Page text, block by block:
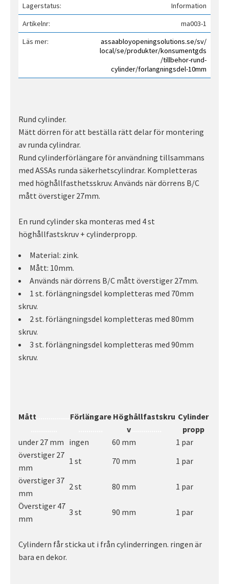
Lagerstatus
Information
Artikelnr
ma003-1
Läs mer
assaabloyopeningsolutions.se/sv/
local/se/produkter/konsumentgds
/tillbehor-rund-
cylinder/forlangningsdel-10mm
Rund cylinder.
Mätt dörren för att beställa rätt delar för montering
av runda cylindrar.
Rund cylinderförlängare för användning tillsammans
med ASSAs runda säkerhetscylindrar. Kompletteras
med höghållfasthetsskruv. Används när dörrens B/C
mått överstiger 27mm.
En rund cylinder ska monteras med 4 st
höghållfastskruv + cylinderpropp.
Material: zink.
Mått: 10mm.
Används när dörrens B/C mått överstiger 27mm.
1 st. förlängningsdel kompletteras med 70mm
skruv.
2 st. förlängningsdel kompletteras med 80mm
skruv.
3 st. förlängningsdel kompletteras med 90mm
skruv.
Mått
Förlängare Höghållfastskru
v...............
Cylinder
propp
under 27 mm ingen 60 mm
1 par
överstiger 27
mm
1 st 70 mm
1 par
överstiger 37
mm
2 st 80 mm
1 par
Överstiger 47
mm
3 st 90 mm 1 par
Cylindern får sticka ut i från cylinderringen. ringen är
bara en dekor.